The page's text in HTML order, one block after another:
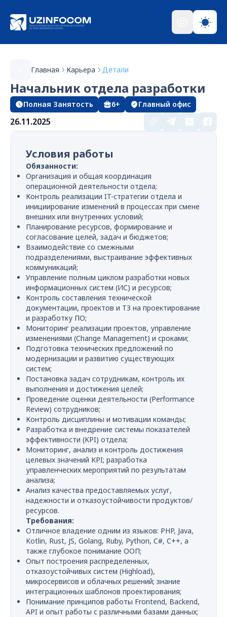
Главная Карьера Детали
Начальник отдела разработки
Полная Занятость 6+ Главный офис
26.11.2025
Условия работы
Обязанности:
Организация и общая координация
операционной деятельности отдела;
Контроль реализации IT-стратегии отдела и
инициирование изменений в процессах при смене
внешних или внутренних условий;
Планирование ресурсов, формирование и
согласование целей, задач и бюджетов;
Взаимодействие со смежными
подразделениями, выстраивание эффективных
коммуникаций;
Управление полным циклом разработки новых
информационных систем (ИС) и ресурсов;
Контроль составления технической
документации, проектов и ТЗ на проектирование
и разработку ПО;
Мониторинг реализации проектов, управление
изменениями (Change Management) и сроками;
Подготовка технических предложений по
модернизации и развитию существующих
систем;
Постановка задач сотрудникам, контроль их
выполнения и достижения целей;
Проведение оценки деятельности (Performance
Review) сотрудников;
Контроль дисциплины и мотивации команды;
Разработка и внедрение системы показателей
эффективности (KPI) отдела;
Мониторинг, анализ и контроль достижения
целевых значений KPI; разработка
управленческих мероприятий по результатам
анализа;
Анализ качества предоставляемых услуг,
надежности и отказоустойчивости продуктов/
ресурсов.
Требования:
Отличное владение одним из языков: PHP, Java,
Kotlin, Rust, JS, Golang, Ruby, Python, C#, C++, а
также глубокое понимание ООП;
Опыт построения распределенных,
отказоустойчивых систем (Highload),
микросервисов и облачных решений; знание
интеграционных шаблонов проектирования;
Понимание принципов работы Frontend, Backend,
API и опыт работы с различными базами данных;